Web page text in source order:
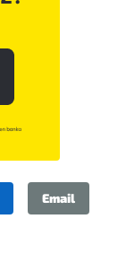
Email